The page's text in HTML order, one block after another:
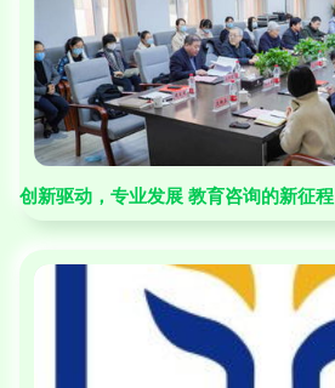
创新驱动，专业发展 教育咨询的新征程